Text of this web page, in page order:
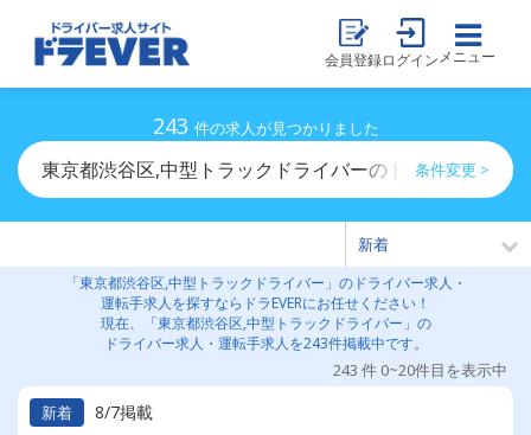
会員登録ログイン メニュー
243 件の求人が見つかりました
東京都渋谷区,中型トラックドライバーのドライバー求人
条件変更 >
「東京都渋谷区,中型トラックドライバー」のドライバー求人・
運転手求人を探すならドラEVERにお任せください！
現在、「東京都渋谷区,中型トラックドライバー」の
ドライバー求人・運転手求人を243件掲載中です。
243 件 0~20件目を表示中
新着
8/7掲載